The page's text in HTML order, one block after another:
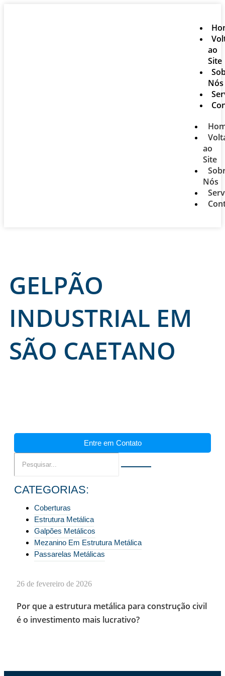
ao
Site
Nós
ao
Site
Nós
GELPÃO
INDUSTRIAL EM
SÃO CAETANO
26 de fevereiro de 2026
Por que a estrutura metálica para construção civil
é o investimento mais lucrativo?
Entre em Contato
CATEGORIAS:
Coberturas
Estrutura Metálica
Galpões Metálicos
Mezanino Em Estrutura Metálica
Passarelas Metálicas